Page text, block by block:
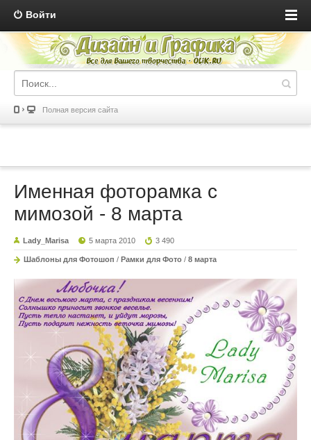
Войти
Полная версия сайта
Именная фоторамка с
мимозой - 8 марта
Lady_Marisa 5 марта 2010 3 490
Шаблоны для Фотошоп / Рамки для Фото / 8 марта